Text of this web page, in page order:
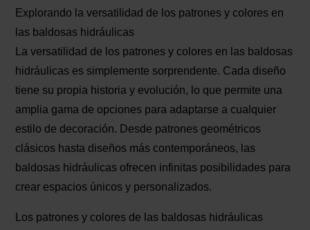
Explorando la versatilidad de los patrones y colores en
las baldosas hidráulicas
La versatilidad de los patrones y colores en las baldosas
hidráulicas es simplemente sorprendente. Cada diseño
tiene su propia historia y evolución, lo que permite una
amplia gama de opciones para adaptarse a cualquier
estilo de decoración. Desde patrones geométricos
clásicos hasta diseños más contemporáneos, las
baldosas hidráulicas ofrecen infinitas posibilidades para
crear espacios únicos y personalizados.
Los patrones y colores de las baldosas hidráulicas